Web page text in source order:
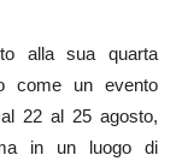
alla sua quarta
come un evento
22 al 25 agosto,
in un luogo di